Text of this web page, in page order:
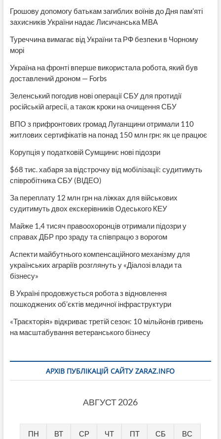
Грошову допомогу батькам загиблих воїнів до Дня пам’яті
захисників України надає Лисичанська МВА
Туреччина вимагає від України та РФ безпеки в Чорному
морі
Україна на фронті вперше використала робота, який був
доставлений дроном — Forbs
Зеленський погодив нові операції СБУ для протидії
російській агресії, а також кроки на очищення СБУ
ВПО з прифронтових громад Луганщини отримали 110
житлових сертифікатів на понад 150 млн грн: як це працює
Корупція у податковій Сумщини: нові підозри
$68 тис. хабаря за відстрочку від мобілізації: судитимуть
співробітника СБУ (ВІДЕО)
За переплату 12 млн грн на ліжках для військових
судитимуть двох екскерівників Одеського КЕУ
Майже 1,4 тисяч правоохоронців отримали підозри у
справах ДБР про зраду та співпрацю з ворогом
Аспекти майбутнього компенсаційного механізму для
українських аграріїв розглянуть у «Діалозі влади та
бізнесу»
В Україні продовжується робота з відновлення
пошкоджених об’єктів медичної інфраструктури
«Траєкторія» відкриває третій сезон: 10 мільйонів гривень
на масштабування ветеранського бізнесу
АРХІВ ПУБЛІКАЦІЙ САЙТУ ZARAZ.INFO
АВГУСТ 2026
ПН ВТ СР ЧТ ПТ СБ ВС